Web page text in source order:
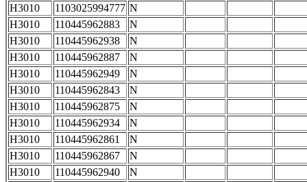
H3010
1103025994777 N
H3010
110445962883
N
H3010
110445962938
N
H3010
110445962887
N
H3010
110445962949
N
H3010
110445962843
N
H3010
110445962875
N
H3010
110445962934
N
H3010
110445962861
N
H3010
110445962867
N
H3010
110445962940
N